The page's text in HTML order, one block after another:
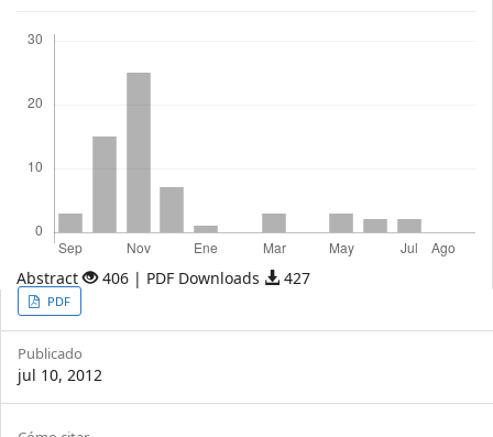
Abstract 406 | PDF Downloads 427
Article
Sidebar
PDF
Publicado
jul 10, 2012